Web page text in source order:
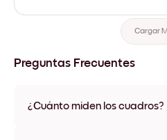
Cargar
Preguntas Frecuentes
¿Cuánto miden los cuadros?